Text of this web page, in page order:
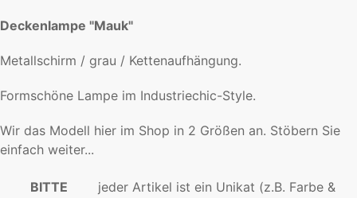
Deckenlampe "Mauk"
Metallschirm / grau / Kettenaufhängung.
Formschöne Lampe im Industriechic-Style.
Wir das Modell hier im Shop in 2 Größen an. Stöbern Sie
einfach weiter...
BITTE
jeder Artikel ist ein Unikat (z.B. Farbe &